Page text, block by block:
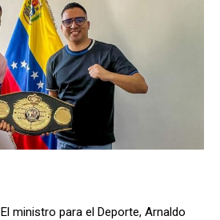
El ministro para el Deporte, Arnaldo